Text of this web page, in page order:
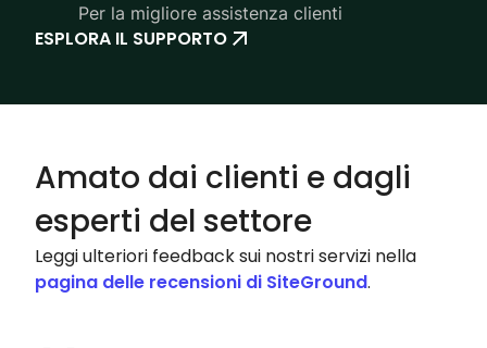
Per la migliore assistenza clienti
ESPLORA IL SUPPORTO
Amato dai clienti e dagli
esperti del settore
Leggi ulteriori feedback sui nostri servizi nella
pagina delle recensioni di SiteGround.